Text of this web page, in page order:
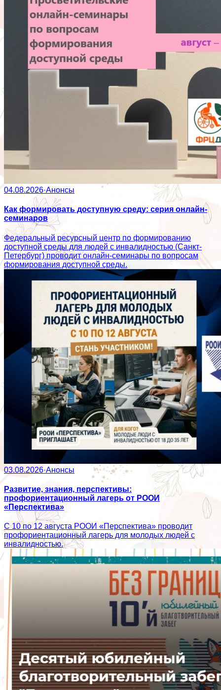
04.08.2026·Анонсы
Как формировать доступную среду: серия онлайн-
семинаров
Федеральный ресурсный центр по формированию
доступной среды для людей с инвалидностью (Санкт-
Петербург) проводит онлайн-семинары по вопросам
формирования доступной среды.
03.08.2026·Анонсы
Развитие, знания, перспективы:
профориентационный лагерь от РООИ
«Перспектива»
С 10 по 12 августа РООИ «Перспектива» проводит
профориентационный лагерь для молодых людей с
инвалидностью.